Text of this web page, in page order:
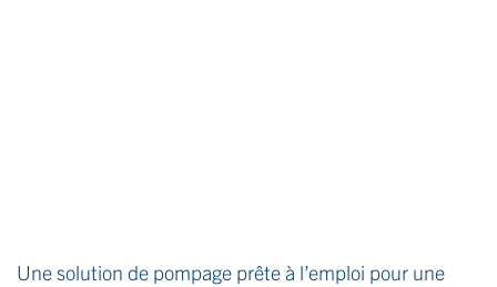
Une solution de pompage prête à l’emploi pour une